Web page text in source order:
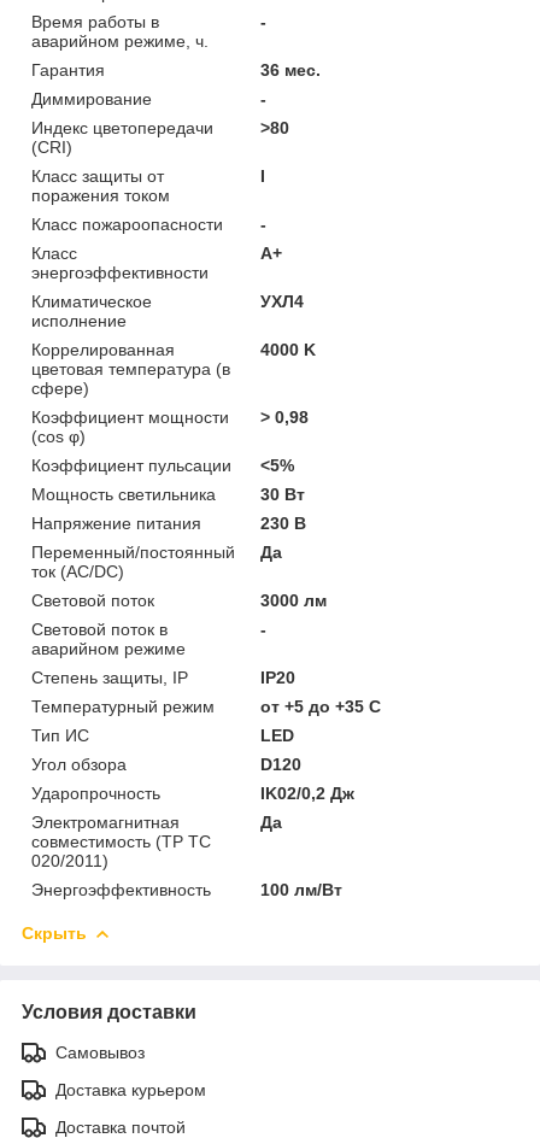
Время работы в
аварийном режиме, ч.
-
Гарантия
36 мес.
Диммирование
-
Индекс цветопередачи
(CRI)
>80
Класс защиты от
поражения током
I
Класс пожароопасности
-
Класс
энергоэффективности
A+
Климатическое
исполнение
УХЛ4
Коррелированная
цветовая температура (в
сфере)
4000 K
Коэффициент мощности
(cos φ)
> 0,98
Коэффициент пульсации
<5%
Мощность светильника
30 Вт
Напряжение питания
230 В
Переменный/постоянный
ток (AC/DC)
Да
Световой поток
3000 лм
Световой поток в
аварийном режиме
-
Степень защиты, IP
IP20
Температурный режим
от +5 до +35 C
Тип ИС
LED
Угол обзора
D120
Ударопрочность
IK02/0,2 Дж
Электромагнитная
совместимость (ТР ТС
020/2011)
Да
Энергоэффективность 100 лм/Вт
Скрыть
Условия доставки
Самовывоз
Доставка курьером
Доставка почтой